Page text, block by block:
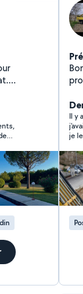
le
Bonjour , je
Il y
je